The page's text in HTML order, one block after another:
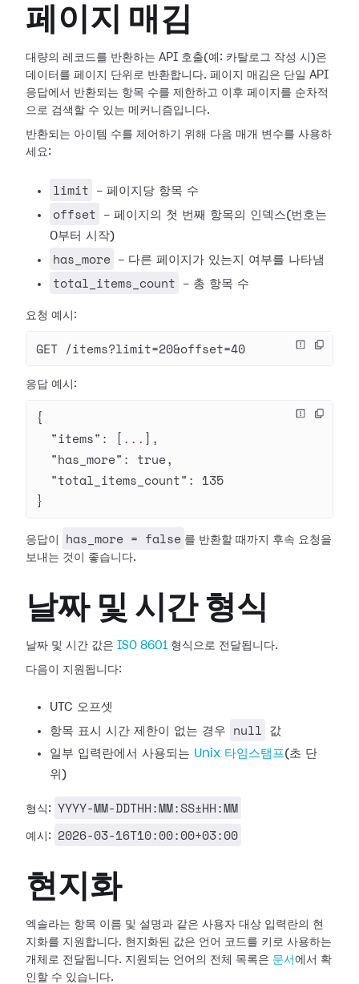
페이지 매김
대량의 레코드를 반환하는 API 호출(예: 카탈로그 작성 시)은
데이터를 페이지 단위로 반환합니다. 페이지 매김은 단일 API
응답에서 반환되는 항목 수를 제한하고 이후 페이지를 순차적
으로 검색할 수 있는 메커니즘입니다.
반환되는 아이템 수를 제어하기 위해 다음 매개 변수를 사용하
세요:
limit - 페이지당 항목 수
offset
- 페이지의 첫 번째 항목의 인덱스(번호는
0부터 시작)
has_more - 다른 페이지가 있는지 여부를 나타냄
total_items_count - 총 항목 수
요청 예시:
GET /items?limit=20&offset=40
응답 예시:
{
  "items"
: [ ... ],
  "has_more"
: true,
  "total_items_count"
: 135
}
응답이 has_more = false 를 반환할 때까지 후속 요청을
보내는 것이 좋습니다.
날짜 및 시간 형식
날짜 및 시간 값은 ISO 8601 형식으로 전달됩니다.
다음이 지원됩니다:
UTC 오프셋
항목 표시 시간 제한이 없는 경우
null
값
일부 입력란에서 사용되는 Unix 타임스탬프(초 단
위)
형식: YYYY-MM-DDTHH:MM:SS±HH:MM
예시: 2026-03-16T10:00:00+03:00
현지화
엑솔라는 항목 이름 및 설명과 같은 사용자 대상 입력란의 현
지화를 지원합니다. 현지화된 값은 언어 코드를 키로 사용하는
개체로 전달됩니다. 지원되는 언어의 전체 목록은 문서 에서 확
인할 수 있습니다.